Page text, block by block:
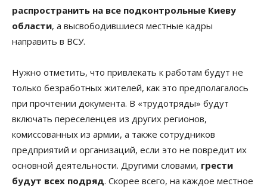
распространить на все подконтрольные Киеву
области, а высвободившиеся местные кадры
направить в ВСУ.
Нужно отметить, что привлекать к работам будут не
только безработных жителей, как это предполагалось
при прочтении документа. В «трудотряды» будут
включать переселенцев из других регионов,
комиссованных из армии, а также сотрудников
предприятий и организаций, если это не повредит их
основной деятельности. Другими словами, грести
будут всех подряд. Скорее всего, на каждое местное